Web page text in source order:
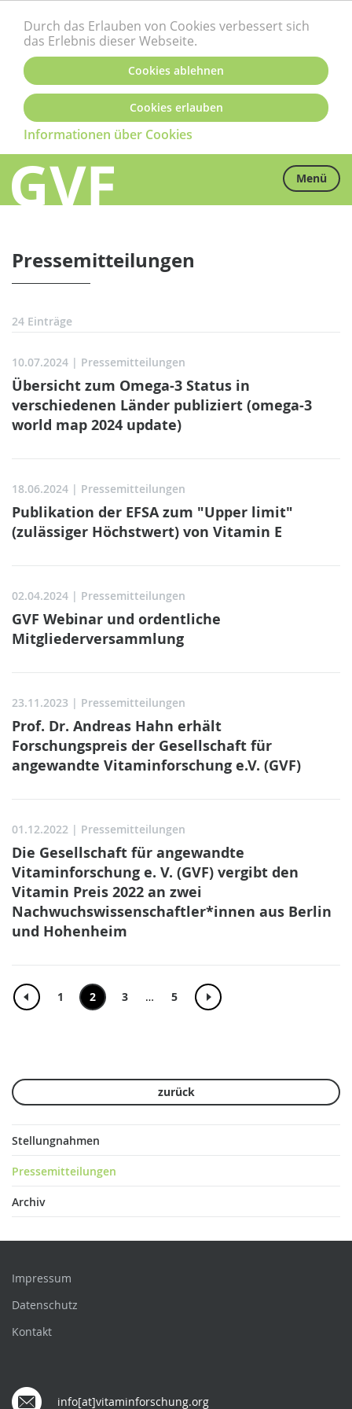
Durch das Erlauben von Cookies verbessert sich
das Erlebnis dieser Webseite.
Cookies ablehnen
Informationen über Cookies
Cookies erlauben
Menü
Pressemitteilungen
24 Einträge
10.07.2024 | Pressemitteilungen
Übersicht zum Omega-3 Status in
verschiedenen Länder publiziert (omega-3
world map 2024 update)
18.06.2024 | Pressemitteilungen
Publikation der EFSA zum "Upper limit"
(zulässiger Höchstwert) von Vitamin E
02.04.2024 | Pressemitteilungen
GVF Webinar und ordentliche
Mitgliederversammlung
23.11.2023 | Pressemitteilungen
Prof. Dr. Andreas Hahn erhält
Forschungspreis der Gesellschaft für
angewandte Vitaminforschung e.V. (GVF)
01.12.2022 | Pressemitteilungen
Die Gesellschaft für angewandte
Vitaminforschung e. V. (GVF) vergibt den
Vitamin Preis 2022 an zwei
Nachwuchswissenschaftler*innen aus Berlin
und Hohenheim
1 2 3 … 5
zurück
Stellungnahmen
Pressemitteilungen
Archiv
Impressum
Datenschutz
Kontakt
info[at]vitaminforschung.org